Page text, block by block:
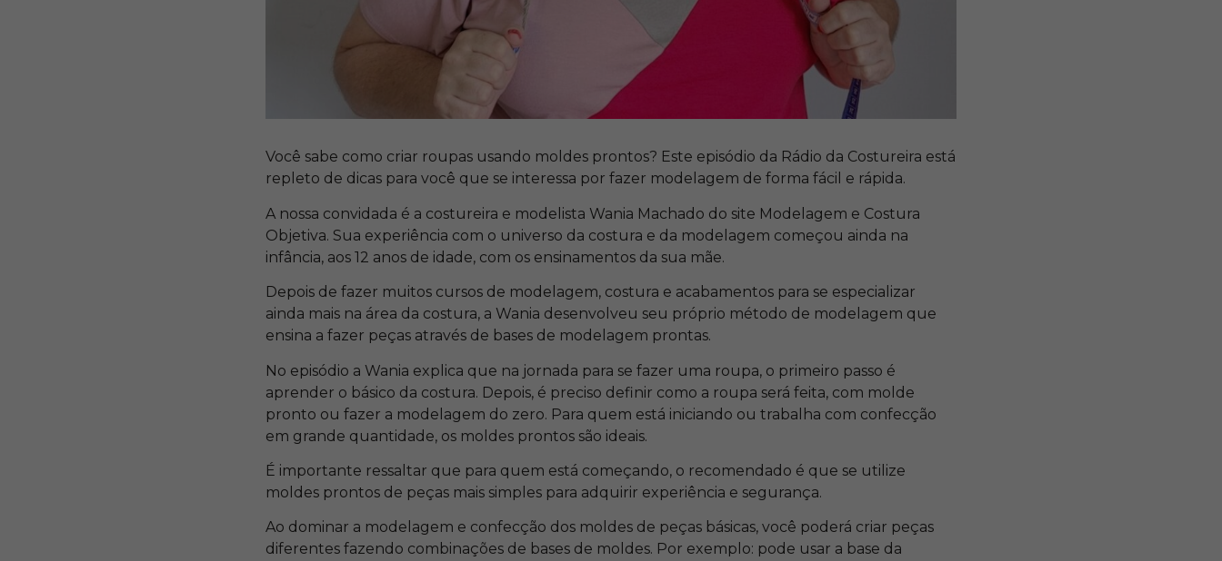
Você sabe como criar roupas usando moldes prontos? Este episódio da Rádio da Costureira está
repleto de dicas para você que se interessa por fazer modelagem de forma fácil e rápida.
A nossa convidada é a costureira e modelista Wania Machado do site Modelagem e Costura
Objetiva. Sua experiência com o universo da costura e da modelagem começou ainda na
infância, aos 12 anos de idade, com os ensinamentos da sua mãe.
Depois de fazer muitos cursos de modelagem, costura e acabamentos para se especializar
ainda mais na área da costura, a Wania desenvolveu seu próprio método de modelagem que
ensina a fazer peças através de bases de modelagem prontas.
No episódio a Wania explica que na jornada para se fazer uma roupa, o primeiro passo é
aprender o básico da costura. Depois, é preciso definir como a roupa será feita, com molde
pronto ou fazer a modelagem do zero. Para quem está iniciando ou trabalha com confecção
em grande quantidade, os moldes prontos são ideais.
É importante ressaltar que para quem está começando, o recomendado é que se utilize
moldes prontos de peças mais simples para adquirir experiência e segurança.
Ao dominar a modelagem e confecção dos moldes de peças básicas, você poderá criar peças
diferentes fazendo combinações de bases de moldes. Por exemplo: pode usar a base da